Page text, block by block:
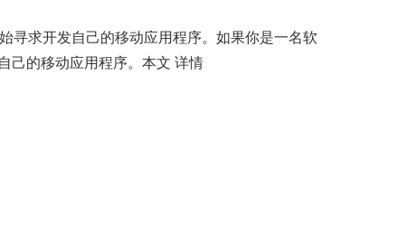
寻求开发自己的移动应用程序。如果你是一名软
己的移动应用程序。本文 详情